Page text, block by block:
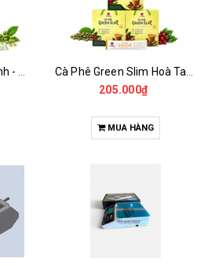
205.000₫
MUA HÀNG